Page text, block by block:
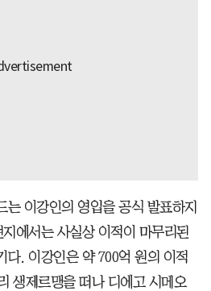
는 이강인의 영입을 공식 발표하지
에서는 사실상 이적이 마무리된
다. 이강인은 약 700억 원의 이적
생제르맹을 떠나 디에고 시메오